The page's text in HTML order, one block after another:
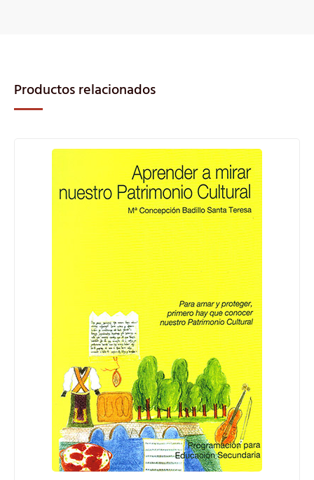
Productos relacionados